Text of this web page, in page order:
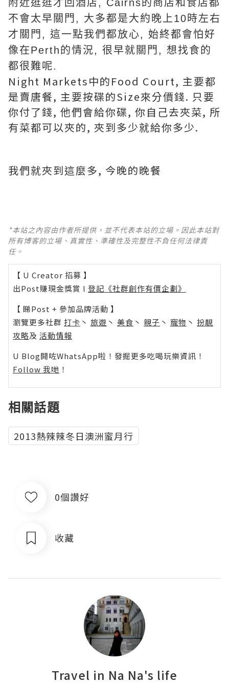
附近逛逛才回酒店, Cairns的商店和食店都
不會太早關門 , 大多都是大約晚上 10 時左右
才關門 , 這一點我們都放心, 始終都會怕好
像在Perth的情況, 很早就關門 , 想找食的
都很難呢.
Night Markets中的Food Court, 主要都
是賣唐餐, 主要按碟的Size來分價錢. 只要
你付了錢, 他們會給你碟, 你自己去夾菜, 所
有菜都可以夾的, 夾到多少就給你多少.
我們就夾到這麼多, 今晚的晚餐
*本站之內容由作者所提供，並不代表本站的立場。因此本站對
所有博客的立場、真實性、準確性及完整性不負任何法律責
任。
【 U Creator 招募 】
出Post賺現金獎賞 l 登記《社群創作有價企劃》
【 睇Post + 參加品牌活動 】
瀏覽更多社群 打卡 丶 旅遊 丶 美食 丶 親子 丶 寵物 丶 扮靚
攻略及 活動情報
U Blog開咗WhatsApp啦！發掘更多吃喝玩樂資訊！
Follow 我哋 ！
相關話題
2013熱辣辣冬日澳洲蜜月行
0個讚好
收藏
Travel in Na Na's life